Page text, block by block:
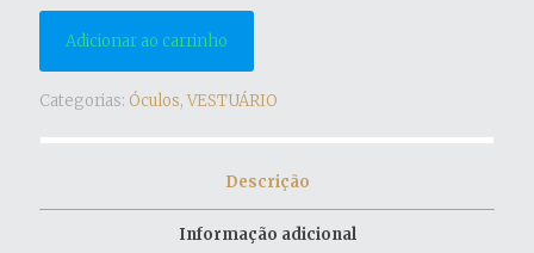
Adicionar ao carrinho
Categorias: Óculos, VESTUÁRIO
Descrição
Informação adicional